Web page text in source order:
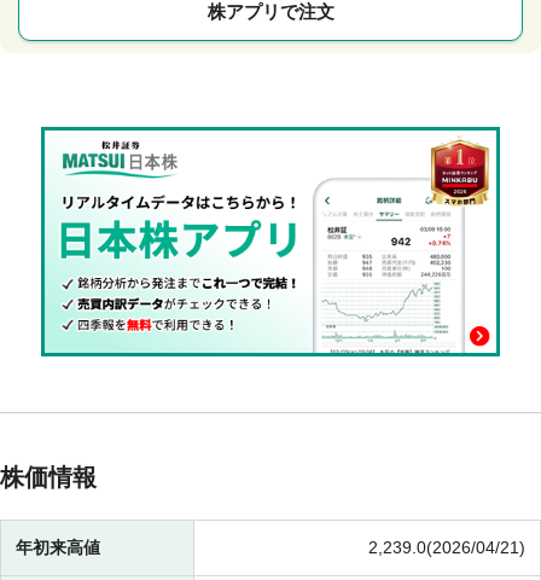
株アプリで注文
株価情報
年初来高値 2,239.0(2026/04/21)